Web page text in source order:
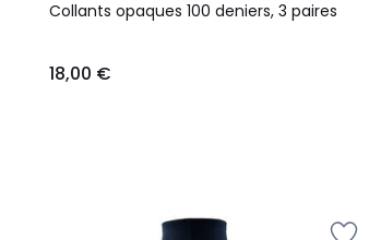
Collants opaques 100 deniers, 3 paires
18,00 €